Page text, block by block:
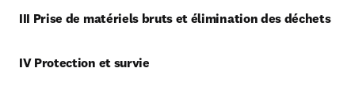
III Prise de matériels bruts et élimination des déchets
IV Protection et survie